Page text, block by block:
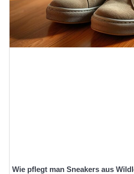
Wie pflegt man Sneakers aus